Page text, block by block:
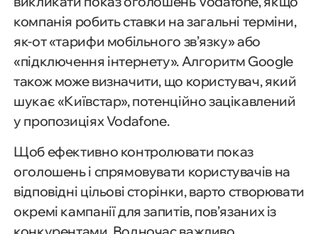
компанія робить ставки на загальні терміни,
як-от «тарифи мобільного зв’язку» або
«підключення інтернету». Алгоритм Google
також може визначити, що користувач, який
шукає «Київстар», потенційно зацікавлений
у пропозиціях Vodafone.
Щоб ефективно контролювати показ
оголошень і спрямовувати користувачів на
відповідні цільові сторінки, варто створювати
окремі кампанії для запитів, пов’язаних із